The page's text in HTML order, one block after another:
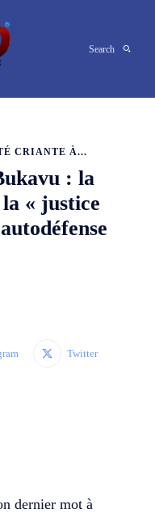
Search
CRIANTE À...
: la
« justice
Twitter
dernier mot à